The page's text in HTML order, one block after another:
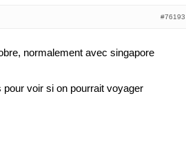
#76193
normalement avec singapore
voir si on pourrait voyager